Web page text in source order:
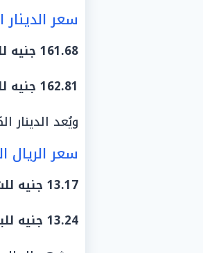
سعر
161.68 جنيه للشراء
162.81 جنيه للبيع
ويُعد الدينار
سعر الريال
13.17 جنيه للشراء
13.24 جنيه للبيع